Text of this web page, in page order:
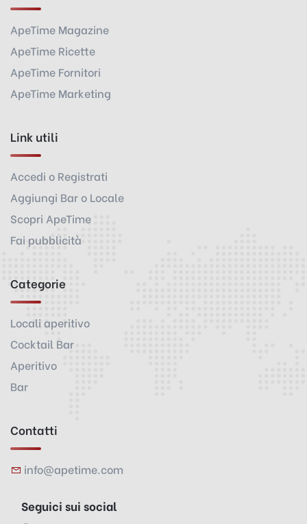
ApeTime Magazine
ApeTime Ricette
ApeTime Fornitori
ApeTime Marketing
Link utili
Accedi o Registrati
Aggiungi Bar o Locale
Scopri ApeTime
Fai pubblicità
Categorie
Locali aperitivo
Cocktail Bar
Aperitivo
Bar
Contatti
info@apetime.com
Seguici sui social